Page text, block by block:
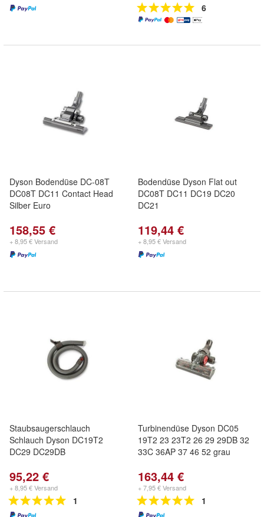
6
Dyson Bodendüse DC-08T
DC08T DC11 Contact Head
Silber Euro
158,55 €
+ 8,95 € Versand
Bodendüse Dyson Flat out
DC08T DC11 DC19 DC20
DC21
119,44 €
+ 8,95 € Versand
Staubsaugerschlauch
Schlauch Dyson DC19T2
DC29 DC29DB
95,22 €
+ 8,95 € Versand
1
Turbinendüse Dyson DC05
19T2 23 23T2 26 29 29DB 32
33C 36AP 37 46 52 grau
163,44 €
+ 7,95 € Versand
1